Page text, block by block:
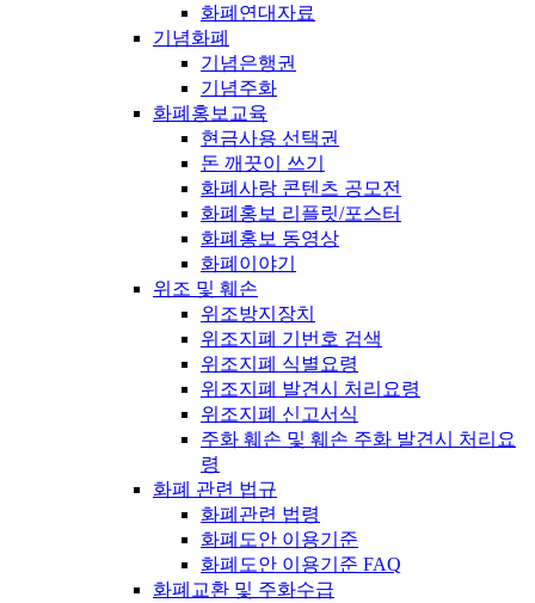
화폐연대자료
기념화폐
기념은행권
기념주화
화폐홍보교육
현금사용 선택권
돈 깨끗이 쓰기
화폐사랑 콘텐츠 공모전
화폐홍보 리플릿/포스터
화폐홍보 동영상
화폐이야기
위조 및 훼손
위조방지장치
위조지폐 기번호 검색
위조지폐 식별요령
위조지폐 발견시 처리요령
위조지폐 신고서식
주화 훼손 및 훼손 주화 발견시 처리요
령
화폐 관련 법규
화폐관련 법령
화폐도안 이용기준
화폐도안 이용기준 FAQ
화폐교환 및 주화수급